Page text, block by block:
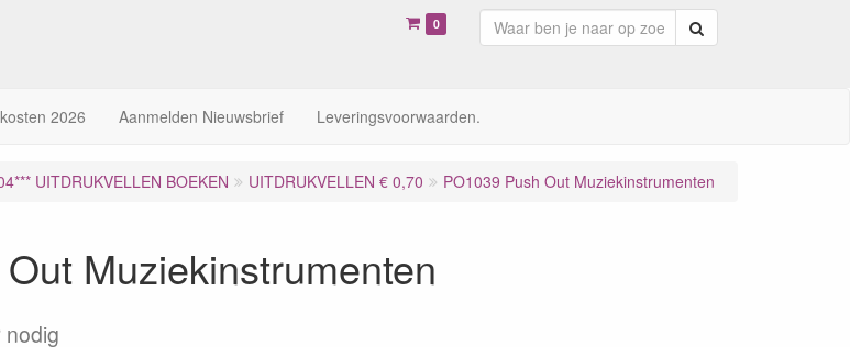
0
2026 Aanmelden Nieuwsbrief Leveringsvoorwaarden.
UITDRUKVELLEN BOEKEN UITDRUKVELLEN € 0,70 PO1039 Push Out Muziekinstrumenten
Muziekinstrumenten